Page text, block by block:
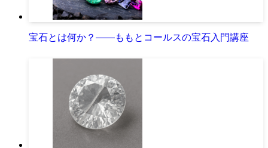
宝石とは何か？――ももとコールスの宝石入門講座